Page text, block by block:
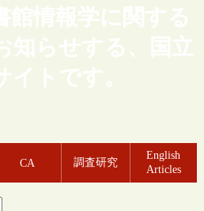
館情報学に関する
知らせする、国立
イトです。
CA 調査研究
English
Articles